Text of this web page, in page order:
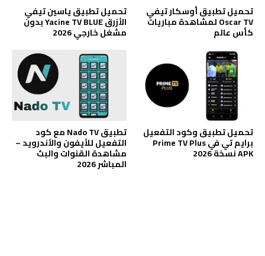
تحميل تطبيق أوسكار تيفي
Oscar TV لمشاهدة مباريات
كأس عالم
تحميل تطبيق ياسين تيفي
الأزرق Yacine TV BLUE بدون
مشغل خارجي 2026
تحميل تطبيق وكود التفعيل
برايم تي في Prime TV Plus
APK نسخة 2026
تطبيق Nado TV مع كود
التفعيل للأيفون والأندرويد –
مشاهدة القنوات والبث
المباشر 2026